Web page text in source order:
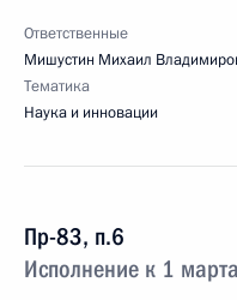
Ответственные
Мишустин Михаил
Тематика
Наука и инновации
Пр-83, п.6
Исполнение к 1